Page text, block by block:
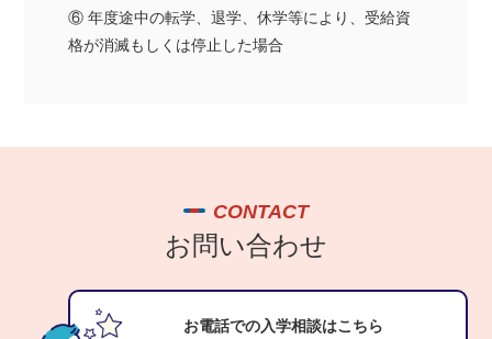
⑥ 年度途中の転学、退学、休学等により、受給資
格が消滅もしくは停止した場合
CONTACT
お問い合わせ
お電話での入学相談はこちら